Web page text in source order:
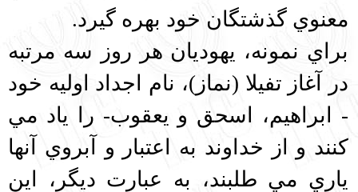
معنوي گذشتگان خود بهره گيرد.
براي نمونه، يهوديان هر روز سه مرتبه
در آغاز تفيلا (نماز)، نام اجداد اوليه خود
- ابراهيم، اسحق و يعقوب- را ياد مي
كنند و از خداوند به اعتبار و آبروي آنها
ياري مي طلبند، به عبارت ديگر، اين